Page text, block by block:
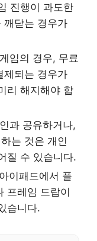
진행이 과도한
깨닫는 경우가
임의 경우, 무료
제되는 경우가
리 해지해야 합
과 공유하거나,
는 것은 개인
질 수 있습니다.
이패드에서 플
프레임 드랍이
습니다.